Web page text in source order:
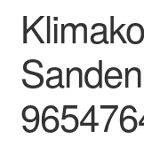
Zasady i warunki